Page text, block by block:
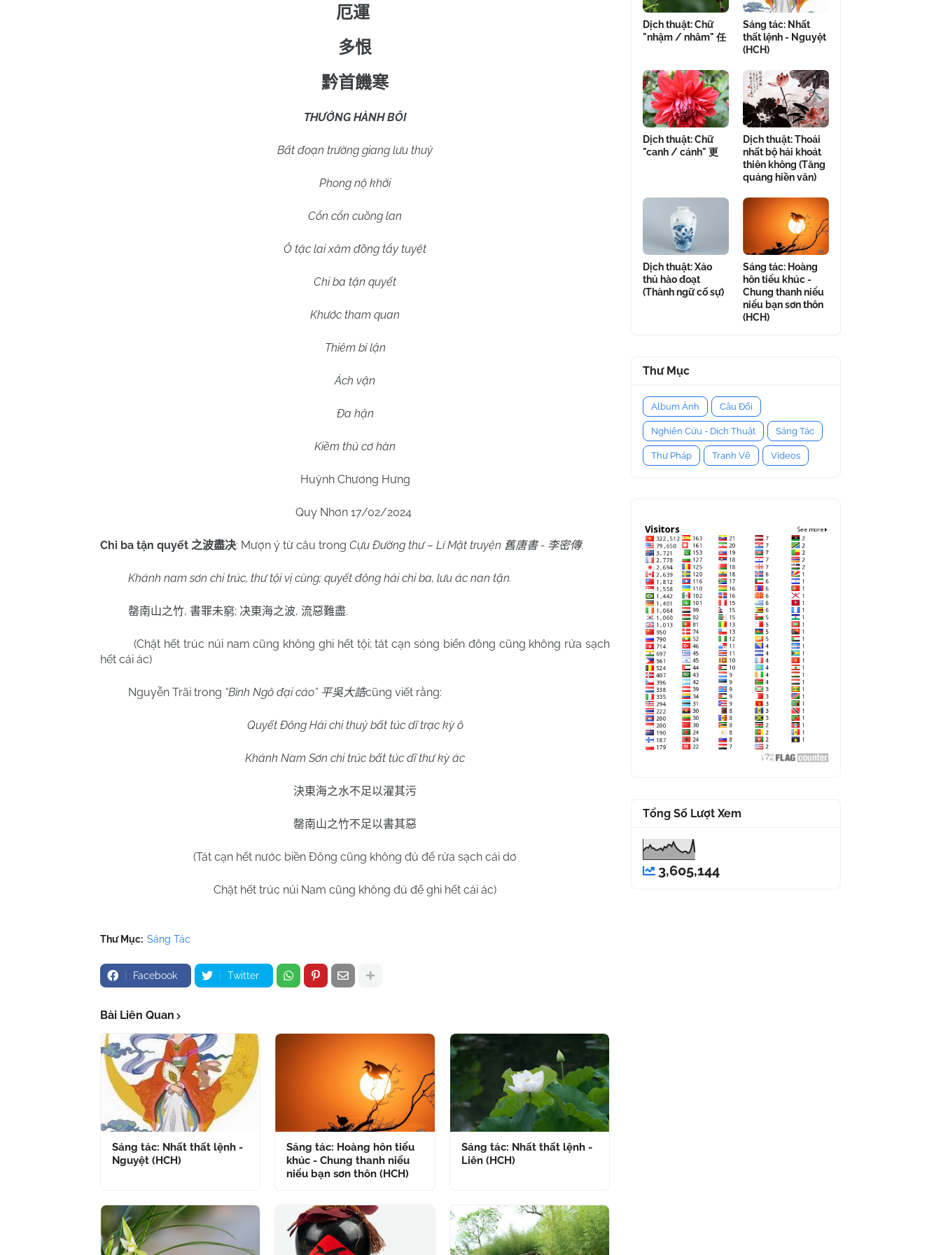
厄運
多恨
黔首饑寒
THƯỚNG HÀNH BÔI
Bất đoạn trường giang lưu thuỷ
Phong nộ khởi
Cổn cổn cuồng lan
Ô tặc lai xâm đồng tẩy tuyệt
Chi ba tận quyết
Khước tham quan
Thiêm bỉ lận
Ách vận
Đa hận
Kiềm thủ cơ hàn
Huỳnh Chương Hưng
Quy Nhơn 17/02/2024
Chi ba tận quyết 之波盡决: Mượn ý từ câu trong Cựu Đường thư – Lí Mật truyện 舊唐書- 李密傳:
Khánh nam sơn chi trúc, thư tội vị cùng; quyết đông hải chi ba, lưu ác nan tận.
罄南山之竹, 書罪未窮; 决東海之波, 流惡難盡.
(Chặt hết trúc núi nam cũng không ghi hết tội; tát cạn sóng biển đông cũng không rửa sạch
hết cái ác)
Nguyễn Trãi trong “Bình Ngô đại cáo” 平吳大誥cũng viết rằng:
Quyết Đông Hải chi thuỷ bất túc dĩ trạc kỳ ô
Khánh Nam Sơn chi trúc bất túc dĩ thư kỳ ác
決東海之水不足以濯其污
罄南山之竹不足以書其惡
(Tát cạn hết nước biền Đông cũng không đủ để rửa sạch cái dơ
Chặt hết trúc núi Nam cũng không đủ để ghi hết cái ác)
Thư Mục: Sáng Tác
Facebook Twitter
Bài Liên Quan
Sáng tác: Nhất thất lệnh -
Nguyệt (HCH)
Sáng tác: Hoàng hôn tiểu
khúc - Chung thanh niểu
niểu bạn sơn thôn (HCH)
Sáng tác: Nhất thất lệnh -
Liên (HCH)
Dịch thuật: Chữ
"nhậm / nhâm" 任
Sáng tác: Nhất
thất lệnh - Nguyệt
(HCH)
Dịch thuật: Chữ
"canh / cánh" 更
Dịch thuật: Thoái
nhất bộ hải khoát
thiên không (Tăng
quảng hiền văn)
Dịch thuật: Xảo
thủ hào đoạt
(Thành ngữ cố sự)
Sáng tác: Hoàng
hôn tiểu khúc -
Chung thanh niểu
niểu bạn sơn thôn
(HCH)
Thư Mục
Album Ảnh Câu Đối
Nghiên Cứu - Dịch Thuật Sáng Tác
Thư Pháp Tranh Vẽ Videos
Tổng Số Lượt Xem
3,605,144